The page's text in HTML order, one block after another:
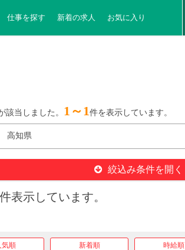
仕事を探す 新着の求人 お気に入り
該当しました。 1～1件を表示しています。
高知県
絞込み条件を開く
表示しています。
気順 新着順 時給順